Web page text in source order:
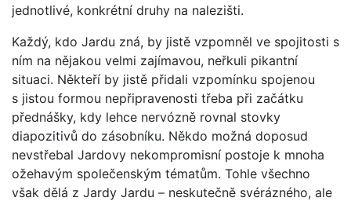
jednotlivé, konkrétní druhy na nalezišti.
Každý, kdo Jardu zná, by jistě vzpomněl ve spojitosti s
ním na nějakou velmi zajímavou, neřkuli pikantní
situaci. Někteří by jistě přidali vzpomínku spojenou
s jistou formou nepřipravenosti třeba při začátku
přednášky, kdy lehce nervózně rovnal stovky
diapozitivů do zásobníku. Někdo možná doposud
nevstřebal Jardovy nekompromisní postoje k mnoha
ožehavým společenským tématům. Tohle všechno
však dělá z Jardy Jardu – neskutečně svérázného, ale